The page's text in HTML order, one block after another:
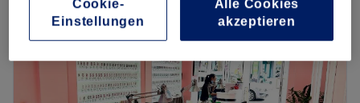
Cookie-
Einstellungen
Alle Cookies
akzeptieren